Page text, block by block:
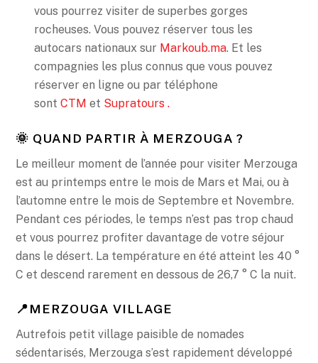
vous pourrez visiter de superbes gorges
rocheuses. Vous pouvez réserver tous les
autocars nationaux sur Markoub.ma. Et les
compagnies les plus connus que vous pouvez
réserver en ligne ou par téléphone
sont CTM et Supratours .
🌞 QUAND PARTIR À MERZOUGA ?
Le meilleur moment de l’année pour visiter Merzouga
est au printemps entre le mois de Mars et Mai, ou à
l’automne entre le mois de Septembre et Novembre.
Pendant ces périodes, le temps n’est pas trop chaud
et vous pourrez profiter davantage de votre séjour
dans le désert. La température en été atteint les 40 °
C et descend rarement en dessous de 26,7 ° C la nuit.
📍MERZOUGA VILLAGE
Autrefois petit village paisible de nomades
sédentarisés, Merzouga s’est rapidement développé